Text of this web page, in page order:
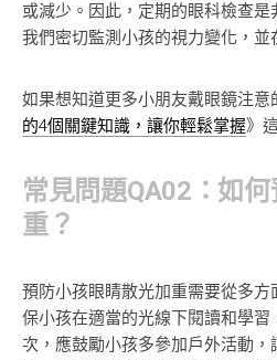
或減少。因此，定期的眼科檢查
我們密切監測小孩的視力變化，並
如果想知道更多小朋友戴眼鏡注意
的4個關鍵知識，讓你輕鬆掌握》
常見問題QA02：如
重？
預防小孩眼睛散光加重需要從多
保小孩在適當的光線下閱讀和學
次，應鼓勵小孩多參加戶外活動